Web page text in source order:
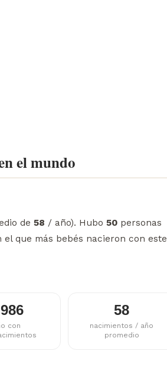
el mundo
de 58 / año). Hubo 50 personas
el que más bebés nacieron con este
con
58
nacimientos / año
promedio